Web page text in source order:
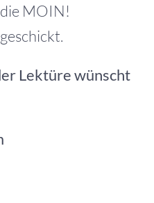
MOIN!
Lektüre wünscht